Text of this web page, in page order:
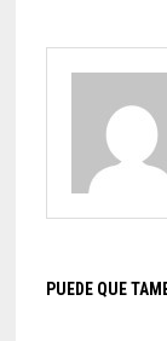
PUEDE QUE